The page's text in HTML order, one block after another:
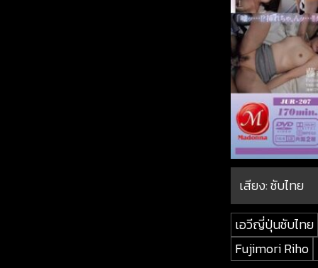
เสียง: ซับไทย
เอวีญี่ปุ่นซับไทย
Fujimori Riho